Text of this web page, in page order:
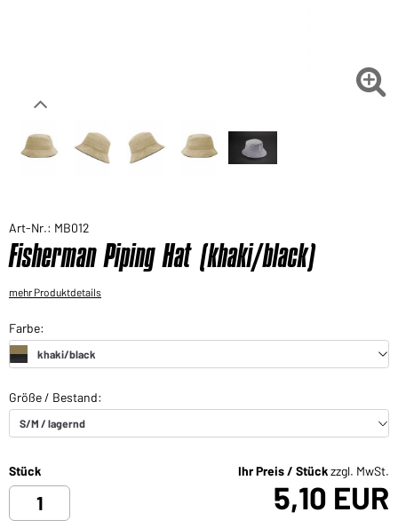

Art-Nr.: MB012
Fisherman Piping Hat (khaki/black)
mehr Produktdetails
Stück Ihr Preis / Stückzzgl. MwSt.
5,10 EUR